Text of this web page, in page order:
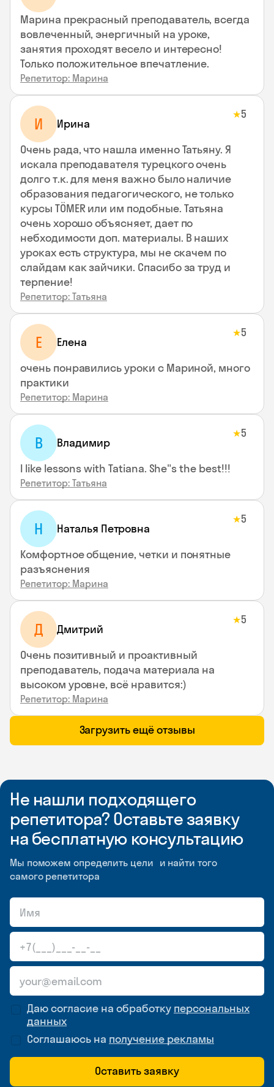
Марина прекрасный преподаватель, всегда
вовлеченный, энергичный на уроке,
занятия проходят весело и интересно!
Только положительное впечатление.
Репетитор: Марина
И Ирина
★5
Очень рада, что нашла именно Татьяну. Я
искала преподавателя турецкого очень
долго т.к. для меня важно было наличие
образования педагогического, не только
курсы TÖMER или им подобные. Татьяна
очень хорошо объясняет, дает по
небходимости доп. материалы. В наших
уроках есть структура, мы не скачем по
слайдам как зайчики. Спасибо за труд и
терпение!
Репетитор: Татьяна
Е Елена
★5
очень понравились уроки с Мариной, много
практики
Репетитор: Марина
В Владимир
★5
I like lessons with Tatiana. She"s the best!!!
Репетитор: Татьяна
Н Наталья Петровна
★5
Комфортное общение, четки и понятные
разъяснения
Репетитор: Марина
Д Дмитрий
★5
Очень позитивный и проактивный
преподаватель, подача материала на
высоком уровне, всё нравится:)
Репетитор: Марина
Загрузить ещё отзывы
Не нашли подходящего
репетитора? Оставьте заявку
на бесплатную консультацию
Мы поможем определить цели и найти того
самого репетитора
Даю согласие на обработку персональных
данных
Соглашаюсь на получение рекламы
Оставить заявку